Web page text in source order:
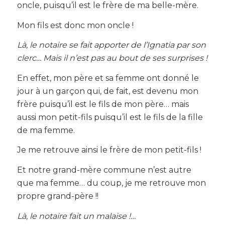
oncle, puisqu’il est le frère de ma belle-mère.
Mon fils est donc mon oncle !
Là, le notaire se fait apporter de l’Ignatia par son
clerc… Mais il n’est pas au bout de ses surprises !
En effet, mon père et sa femme ont donné le
jour à un garçon qui, de fait, est devenu mon
frère puisqu’il est le fils de mon père… mais
aussi mon petit-fils puisqu’il est le fils de la fille
de ma femme.
Je me retrouve ainsi le frère de mon petit-fils !
Et notre grand-mère commune n’est autre
que ma femme… du coup, je me retrouve mon
propre grand-père !!
Là, le notaire fait un malaise !…